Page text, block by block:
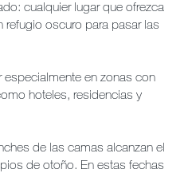
cualquier lugar que ofrezca
refugio oscuro para pasar las
especialmente en zonas con
hoteles, residencias y
de las camas alcanzan el
de otoño. En estas fechas